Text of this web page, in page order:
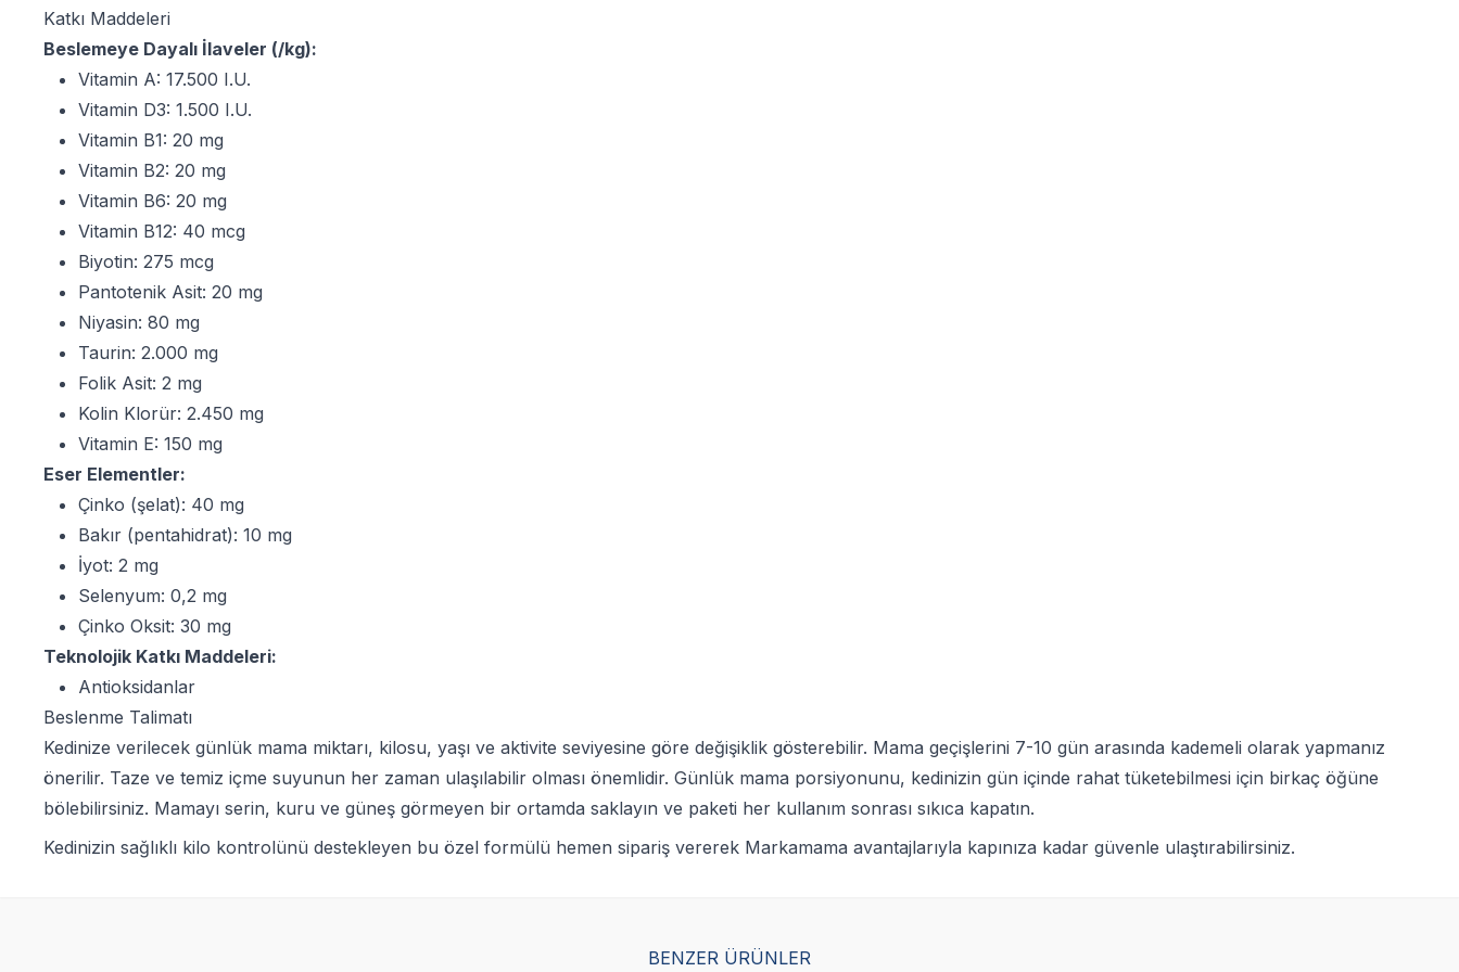
Katkı Maddeleri
Beslemeye Dayalı İlaveler (/kg):
Vitamin A: 17.500 I.U.
Vitamin D3: 1.500 I.U.
Vitamin B1: 20 mg
Vitamin B2: 20 mg
Vitamin B6: 20 mg
Vitamin B12: 40 mcg
Biyotin: 275 mcg
Pantotenik Asit: 20 mg
Niyasin: 80 mg
Taurin: 2.000 mg
Folik Asit: 2 mg
Kolin Klorür: 2.450 mg
Vitamin E: 150 mg
Eser Elementler:
Çinko (şelat): 40 mg
Bakır (pentahidrat): 10 mg
İyot: 2 mg
Selenyum: 0,2 mg
Çinko Oksit: 30 mg
Teknolojik Katkı Maddeleri:
Antioksidanlar
Beslenme Talimatı
Kedinize verilecek günlük mama miktarı, kilosu, yaşı ve aktivite seviyesine göre değişiklik gösterebilir. Mama geçişlerini 7-10 gün arasında kademeli olarak yapmanız
önerilir. Taze ve temiz içme suyunun her zaman ulaşılabilir olması önemlidir. Günlük mama porsiyonunu, kedinizin gün içinde rahat tüketebilmesi için birkaç öğüne
bölebilirsiniz. Mamayı serin, kuru ve güneş görmeyen bir ortamda saklayın ve paketi her kullanım sonrası sıkıca kapatın.
Kedinizin sağlıklı kilo kontrolünü destekleyen bu özel formülü hemen sipariş vererek Markamama avantajlarıyla kapınıza kadar güvenle ulaştırabilirsiniz.
BENZER ÜRÜNLER